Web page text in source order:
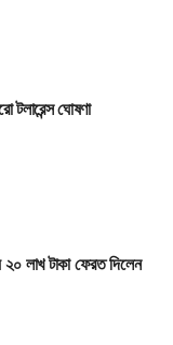
টলারেন্স ঘোষণা
লাখ টাকা ফেরত দিলেন